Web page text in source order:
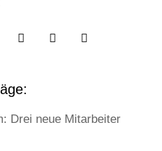
  
Drei neue Mitarbeiter